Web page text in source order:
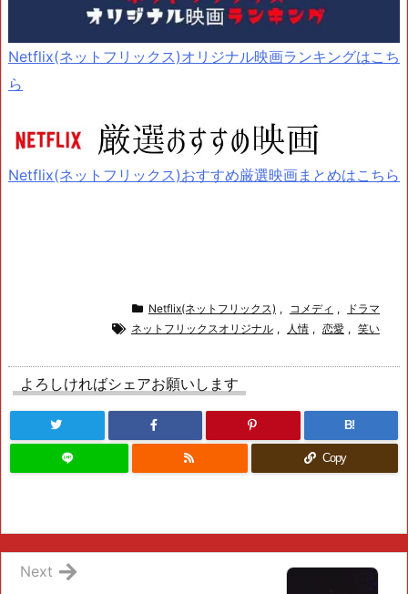
Netflix(ネットフリックス)オリジナル映画ランキングはこち
ら
Netflix(ネットフリックス)おすすめ厳選映画まとめはこちら
Netflix(ネットフリックス) , コメディ ,
ドラマ
ネットフリックスオリジナル , 人情 , 恋愛 , 笑い
よろしければシェアお願いします
B!
Copy
Next